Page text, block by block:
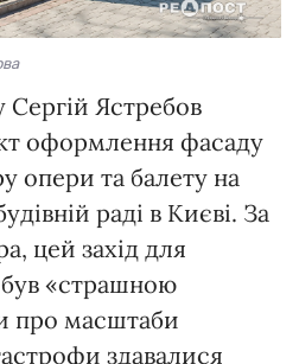
Сергій Ястребов
оформлення фасаду
опери та балету на
раді в Києві. За
цей захід для
«страшною
про масштаби
здавалися